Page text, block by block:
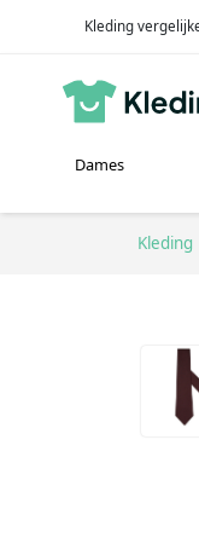
Kleding
Dames
Kleding